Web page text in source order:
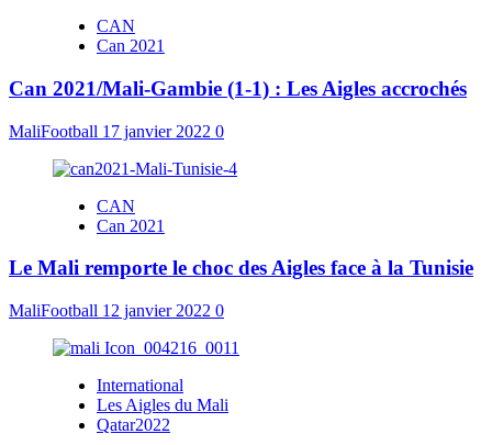
CAN
Can 2021
Can 2021/Mali-Gambie (1-1) : Les Aigles accrochés
MaliFootball 17 janvier 2022 0
CAN
Can 2021
Le Mali remporte le choc des Aigles face à la Tunisie
MaliFootball 12 janvier 2022 0
International
Les Aigles du Mali
Qatar2022